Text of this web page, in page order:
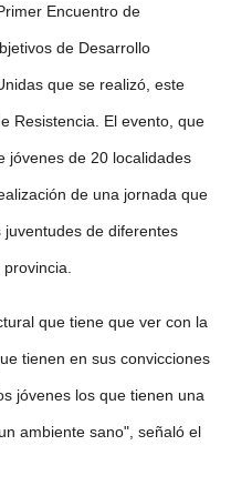
Encuentro de
de Desarrollo
que se realizó, este
Resistencia. El evento, que
jóvenes de 20 localidades
de una jornada que
de diferentes
que tiene que ver con la
tienen en sus convicciones
jóvenes los que tienen una
ambiente sano", señaló el